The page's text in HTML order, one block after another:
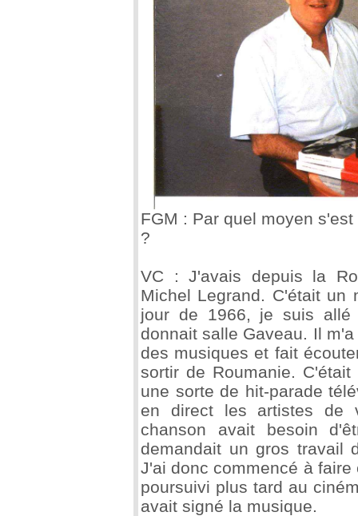
FGM : Par quel moyen
?
VC : J'avais depuis la
Michel Legrand. C'était un
jour de 1966, je suis
donnait salle Gaveau. Il
des musiques et fait
sortir de Roumanie.
une sorte de hit-parade
en direct les artistes de
chanson avait besoin
demandait un gros travail
J'ai donc commencé à
poursuivi plus tard au
avait signé la musique.